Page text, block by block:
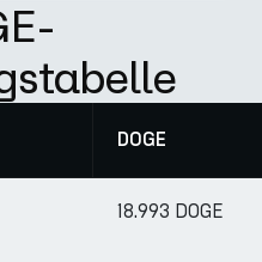
DOGE
18.993 DOGE